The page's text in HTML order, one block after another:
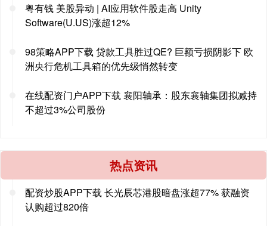
粤有钱 美股异动 | AI应用软件股走高 Unity
Software(U.US)涨超12%
98策略APP下载 贷款工具胜过QE? 巨额亏损阴影下 欧
洲央行危机工具箱的优先级悄然转变
在线配资门户APP下载 襄阳轴承：股东襄轴集团拟减持
不超过3%公司股份
热点资讯
配资炒股APP下载 长光辰芯港股暗盘涨超77% 获融资
认购超过820倍